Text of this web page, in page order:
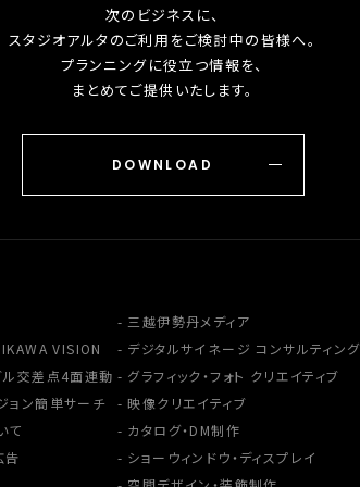
次のビジネスに、
スタジオアルタのご利用をご検討中の皆様へ。
プランニングに役立つ情報を、
まとめてご提供いたします。
DOWNLOAD
VISION
ル交差点4面連動
ョン簡単サーチ
て
告
三越伊勢丹メディア
デジタルサイネージ コンサルティング
グラフィック・フォト クリエイティブ
映像クリエイティブ
カタログ・DM制作
ショーウィンドウ・ディスプレイ